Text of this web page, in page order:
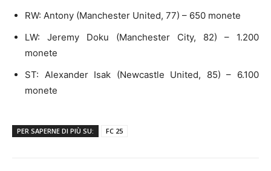
RW: Antony (Manchester United, 77) – 650 monete
LW: Jeremy Doku (Manchester City, 82) – 1.200
monete
ST: Alexander Isak (Newcastle United, 85) – 6.100
monete
PER SAPERNE DI PIÙ SU: FC 25